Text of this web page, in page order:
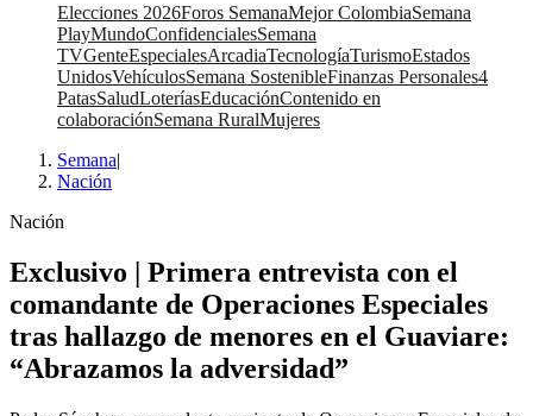
Elecciones 2026Foros SemanaMejor ColombiaSemana
PlayMundoConfidencialesSemana
TVGenteEspecialesArcadiaTecnologíaTurismoEstados
UnidosVehículosSemana SostenibleFinanzas Personales4
PatasSaludLoteríasEducaciónContenido en
colaboraciónSemana RuralMujeres
Semana|
Nación
Nación
Exclusivo | Primera entrevista con el
comandante de Operaciones Especiales
tras hallazgo de menores en el Guaviare:
“Abrazamos la adversidad”